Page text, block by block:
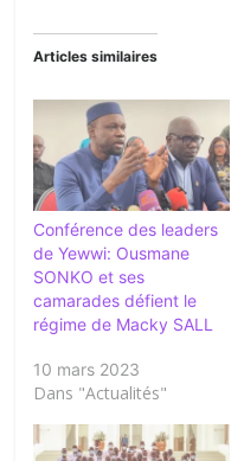
Articles similaires
Conférence des leaders
de Yewwi: Ousmane
SONKO et ses
camarades défient le
régime de Macky SALL
10 mars 2023
Dans "Actualités"